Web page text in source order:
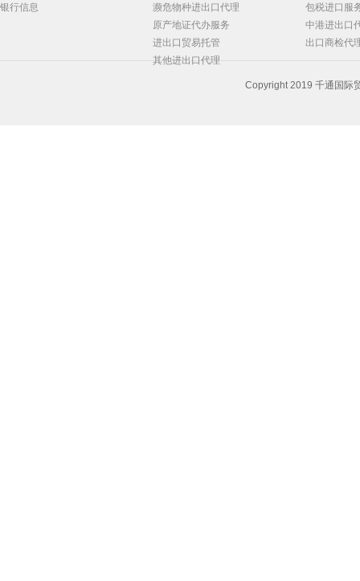
银行信息
濒危物种进出口代理
原产地证代办服务
进出口贸易托管
其他进出口代理
包税进口服
中港进出口
出口商检代
Copyright 2019 千通国